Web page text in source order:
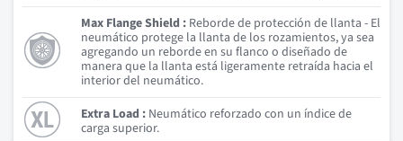
Max Flange Shield : Reborde de protección de llanta - El
neumático protege la llanta de los rozamientos, ya sea
agregando un reborde en su flanco o diseñado de
manera que la llanta está ligeramente retraída hacia el
interior del neumático.
Extra Load : Neumático reforzado con un índice de
carga superior.